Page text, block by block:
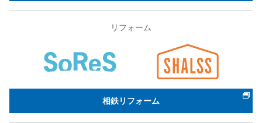
リフォーム
相鉄リフォーム